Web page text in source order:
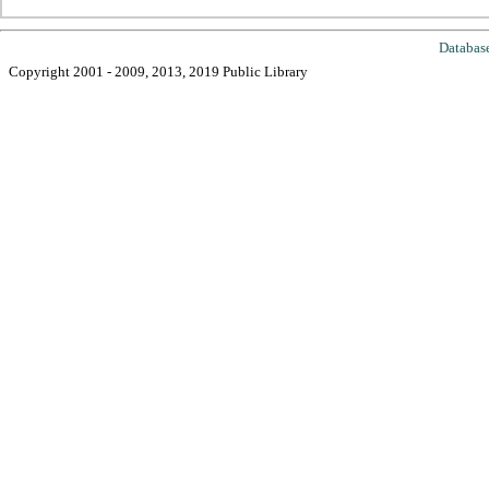
Copyright 2001 - 2009, 2013, 2019 Public Library